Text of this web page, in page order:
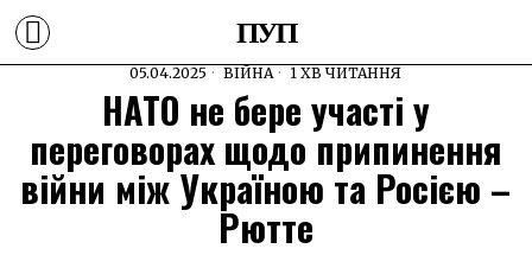
ПУП
05.04.2025 ВІЙНА 1 ХВ ЧИТАННЯ
НАТО не бере участі у
переговорах щодо припинення
війни між Україною та Росією –
Рютте